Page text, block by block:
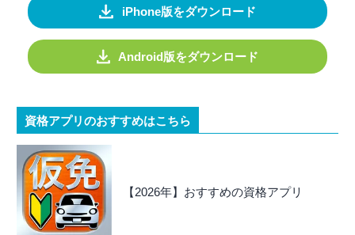
iPhone版をダウンロード
Android版をダウンロード
資格アプリのおすすめはこちら
【2026年】おすすめの資格アプリ